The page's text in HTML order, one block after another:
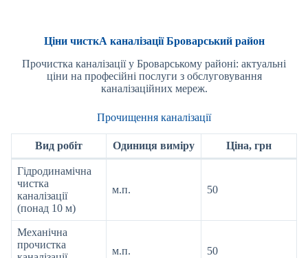
Ціни чисткА каналізації Броварський район
Прочистка каналізації у Броварському районі: актуальні
ціни на професійні послуги з обслуговування
каналізаційних мереж.
Прочищення каналізації
Вид робіт Одиниця виміру Ціна, грн
Гідродинамічна
чистка
каналізації
(понад 10 м)
м.п. 50
Механічна
прочистка
м.п. 50